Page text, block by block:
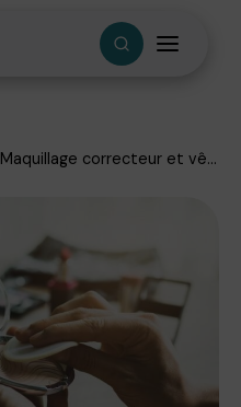
Maquillage correcteur et vê...